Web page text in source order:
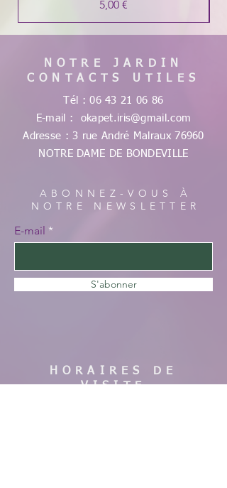
Prix
5,00 €
NOTRE JARDIN
CONTACTS UTILES
Tél :06 43 21 06 86
E-mail : okapet.iris@gmail.com
Adresse : 3 rue André Malraux 76960
NOTRE DAME DE BONDEVILLE
ABONNEZ-VOUS À
NOTRE NEWSLETTER
E-mail
S'abonner
HORAIRES DE
VISITE